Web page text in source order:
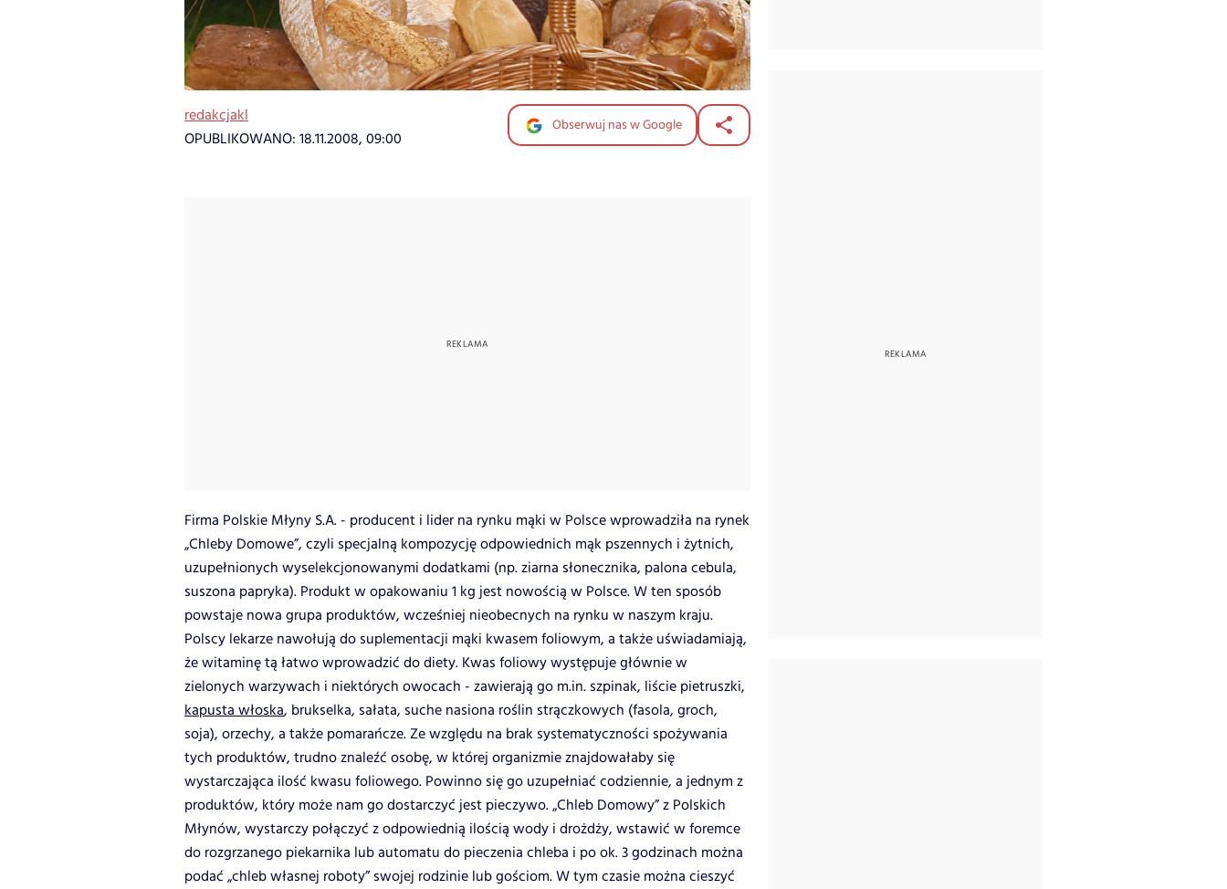
redakcjakl
OPUBLIKOWANO: 18.11.2008, 09:00
Obserwuj nas w Google
Firma Polskie Młyny S.A. - producent i lider na rynku mąki w Polsce wprowadziła na rynek
„Chleby Domowe”, czyli specjalną kompozycję odpowiednich mąk pszennych i żytnich,
uzupełnionych wyselekcjonowanymi dodatkami (np. ziarna słonecznika, palona cebula,
suszona papryka). Produkt w opakowaniu 1 kg jest nowością w Polsce. W ten sposób
powstaje nowa grupa produktów, wcześniej nieobecnych na rynku w naszym kraju.
Polscy lekarze nawołują do suplementacji mąki kwasem foliowym, a także uświadamiają,
że witaminę tą łatwo wprowadzić do diety. Kwas foliowy występuje głównie w
zielonych warzywach i niektórych owocach - zawierają go m.in. szpinak, liście pietruszki,
kapusta włoska, brukselka, sałata, suche nasiona roślin strączkowych (fasola, groch,
soja), orzechy, a także pomarańcze. Ze względu na brak systematyczności spożywania
tych produktów, trudno znaleźć osobę, w której organizmie znajdowałaby się
wystarczająca ilość kwasu foliowego. Powinno się go uzupełniać codziennie, a jednym z
produktów, który może nam go dostarczyć jest pieczywo. „Chleb Domowy” z Polskich
Młynów, wystarczy połączyć z odpowiednią ilością wody i drożdży, wstawić w foremce
do rozgrzanego piekarnika lub automatu do pieczenia chleba i po ok. 3 godzinach można
podać „chleb własnej roboty” swojej rodzinie lub gościom. W tym czasie można cieszyć